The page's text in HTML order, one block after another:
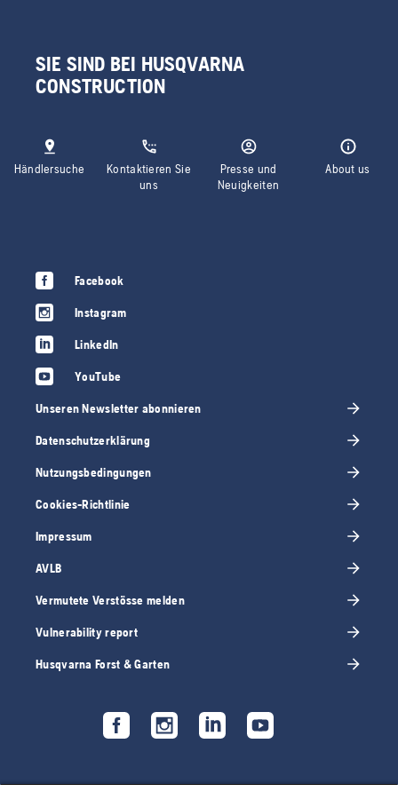
SIE SIND BEI HUSQVARNA
CONSTRUCTION
Händlersuche
Kontaktieren Sie
uns
Presse und
Neuigkeiten
About us
Facebook
Instagram
LinkedIn
YouTube
Unseren Newsletter abonnieren
Datenschutzerklärung
Nutzungsbedingungen
Cookies-Richtlinie
Impressum
AVLB
Vermutete Verstösse melden
Vulnerability report
Husqvarna Forst & Garten